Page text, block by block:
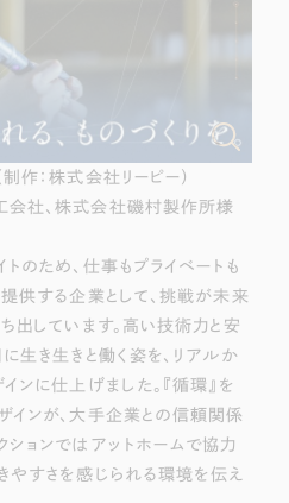
制作：株式会社リーピー）
社、株式会社磯村製作所様
のため、仕事もプライベートも
供する企業として、挑戦が未来
出しています。高い技術力と安
生き生きと働く姿を、リアルか
ンに仕上げました。『循環』を
インが、大手企業との信頼関係
ョンではアットホームで協力
やすさを感じられる環境を伝え